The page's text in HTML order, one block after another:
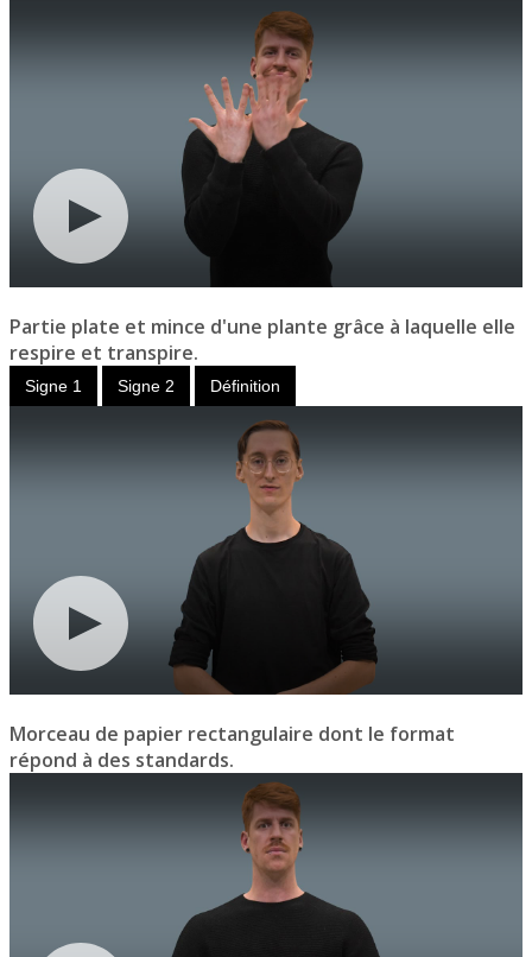
Partie plate et mince d'une plante grâce à laquelle elle
respire et transpire.
Signe 1 Signe 2 Définition
Morceau de papier rectangulaire dont le format
répond à des standards.